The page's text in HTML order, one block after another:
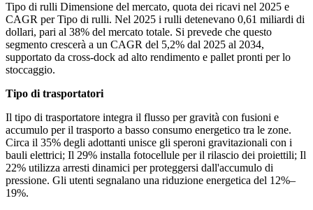
Tipo di rulli Dimensione del mercato, quota dei ricavi nel 2025 e
CAGR per Tipo di rulli. Nel 2025 i rulli detenevano 0,61 miliardi di
dollari, pari al 38% del mercato totale. Si prevede che questo
segmento crescerà a un CAGR del 5,2% dal 2025 al 2034,
supportato da cross-dock ad alto rendimento e pallet pronti per lo
stoccaggio.
Tipo di trasportatori
Il tipo di trasportatore integra il flusso per gravità con fusioni e
accumulo per il trasporto a basso consumo energetico tra le zone.
Circa il 35% degli adottanti unisce gli speroni gravitazionali con i
bauli elettrici; Il 29% installa fotocellule per il rilascio dei proiettili; Il
22% utilizza arresti dinamici per proteggersi dall'accumulo di
pressione. Gli utenti segnalano una riduzione energetica del 12%–
19%.